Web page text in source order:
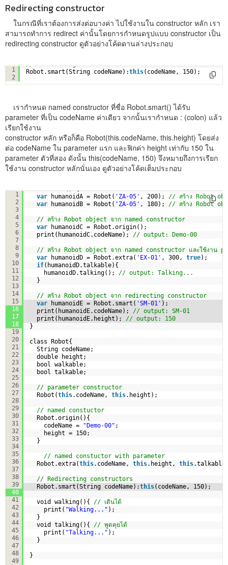
Redirecting constructor
ในกรณีที่เราต้องการส่งต่อบางค่า ไปใช้งานใน constructor หลัก เรา
สามารถทำการ redirect ค่านั้นโดยการกำหนดรูปแบบ constructor เป็น
redirecting constructor ดูตัวอย่างโค้ดดานล่างประกอบ
1
2
Robot.smart(String codeName):this(codeName, 150);
เรากำหนด named constructor ที่ชื่อ Robot.smart() ได้รับ
parameter ที่เป็น codeName ค่าเดียว จากนั้นเรากำหนด : (colon) แล้ว
เรียกใช้งาน
constructor หลัก หรือก็คือ Robot(this.codeName, this.height) โดยส่ง
ต่อ codeName ใน parameter แรก และฟิกค่า height เท่ากับ 150 ใน
parameter ตัวที่สอง ดังนั้น this(codeName, 150) จึงหมายถึงการเรียก
ใช้งาน constructor หลักนั่นเอง ดูตัวอย่างโค้ดเต็มประกอบ
1
2
3
4
5
6
7
8
9
10
11
12
13
14
15
16
17
18
19
20
21
22
23
24
25
26
27
28
29
30
31
32
33
34
35
36
37
38
39
40
41
42
43
44
45
46
47
48
49
var
humanoidA = Robot( 'ZA-05' , 200); // สร้าง Robot
var
humanoidB = Robot( 'ZA-05' , 180); // สร้าง Robot
// สร้าง Robot object จาก named constructor
var
humanoidC = Robot.origin();
print(humanoidC.codeName); // output: Demo-00
// สร้าง Robot object จาก named constructor และใช้งาน
var
humanoidD = Robot.extra( 'EX-01' , 300, true);
if(humanoidD.talkable){
humanoidD.talking(); // output: Talking...
}
// สร้าง Robot object จาก redirecting constructor
var
humanoidE = Robot.smart( 'SM-01' );
print(humanoidE.codeName); // output: SM-01
print(humanoidE.height); // output: 150
}
class Robot{
String codeName;
double height;
bool walkable;
bool talkable;
// parameter constructor
Robot(this.codeName, this.height);
// named constuctor
Robot.origin(){
codeName =
"Demo-00" ;
height = 150;
}
// named constuctor with parameter
Robot.extra(this.codeName, this.height, this
// Redirecting constructors
Robot.smart(String codeName):this(codeName, 150);
void walking(){ // เดินได้
print( "Walking..." );
}
void talking(){ // พูดคุยได้
print( "Talking..." );
}
}